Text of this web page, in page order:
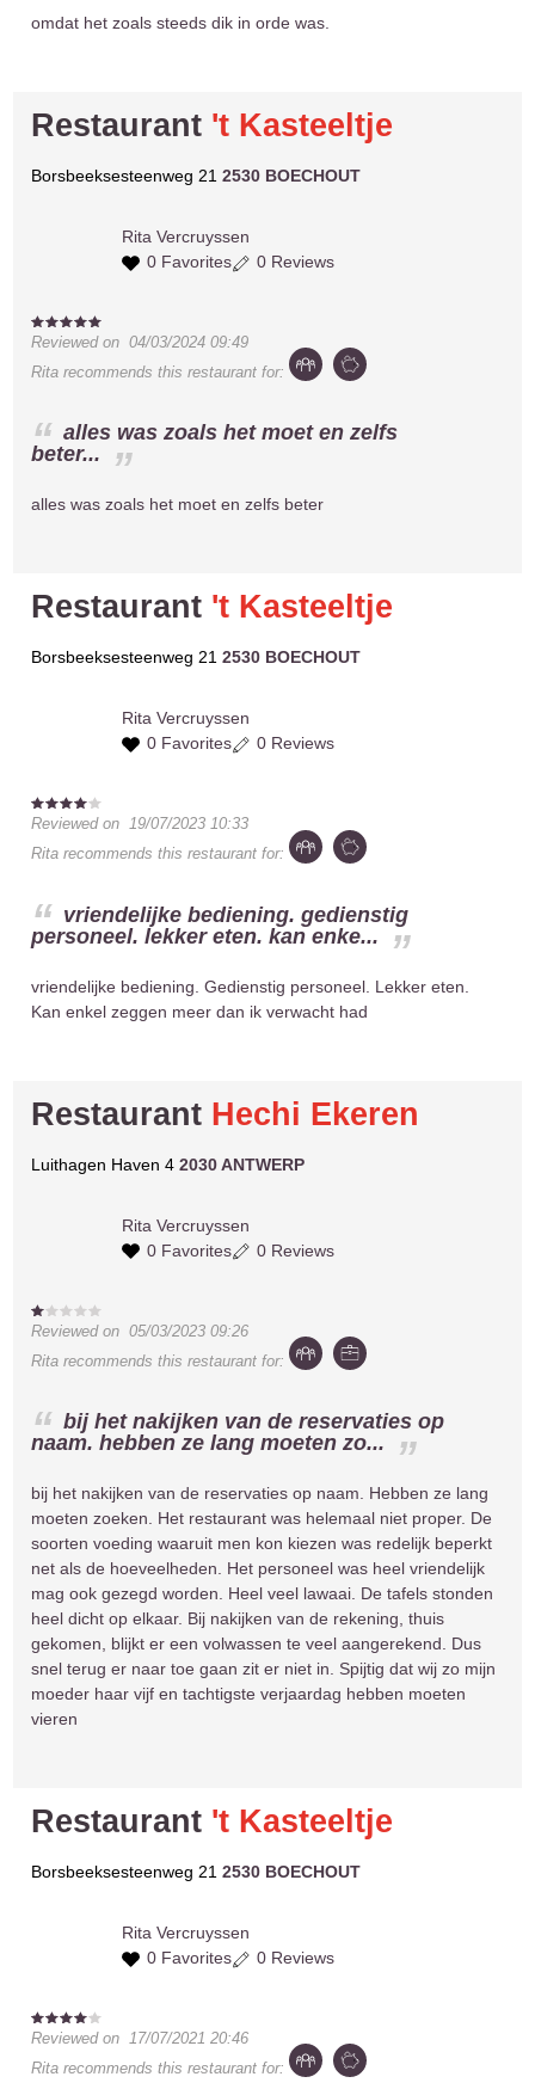
omdat het zoals steeds dik in orde was.
Restaurant 't Kasteeltje
Borsbeeksesteenweg 212530 BOECHOUT
Rita Vercruyssen
0 Favorites
0 Reviews
Reviewed on04/03/2024 09:49
Rita recommends this restaurant for:
alles was zoals het moet en zelfs
beter...
alles was zoals het moet en zelfs beter
Restaurant 't Kasteeltje
Borsbeeksesteenweg 212530 BOECHOUT
Rita Vercruyssen
0 Favorites
0 Reviews
Reviewed on19/07/2023 10:33
Rita recommends this restaurant for:
vriendelijke bediening. gedienstig
personeel. lekker eten. kan enke...
vriendelijke bediening. Gedienstig personeel. Lekker eten.
Kan enkel zeggen meer dan ik verwacht had
Restaurant Hechi Ekeren
Luithagen Haven 42030 ANTWERP
Rita Vercruyssen
0 Favorites
0 Reviews
Reviewed on05/03/2023 09:26
Rita recommends this restaurant for:
bij het nakijken van de reservaties op
naam. hebben ze lang moeten zo...
bij het nakijken van de reservaties op naam. Hebben ze lang
moeten zoeken. Het restaurant was helemaal niet proper. De
soorten voeding waaruit men kon kiezen was redelijk beperkt
net als de hoeveelheden. Het personeel was heel vriendelijk
mag ook gezegd worden. Heel veel lawaai. De tafels stonden
heel dicht op elkaar. Bij nakijken van de rekening, thuis
gekomen, blijkt er een volwassen te veel aangerekend. Dus
snel terug er naar toe gaan zit er niet in. Spijtig dat wij zo mijn
moeder haar vijf en tachtigste verjaardag hebben moeten
vieren
Restaurant 't Kasteeltje
Borsbeeksesteenweg 212530 BOECHOUT
Rita Vercruyssen
0 Favorites
0 Reviews
Reviewed on
17/07/2021 20:46
Rita recommends this restaurant for: